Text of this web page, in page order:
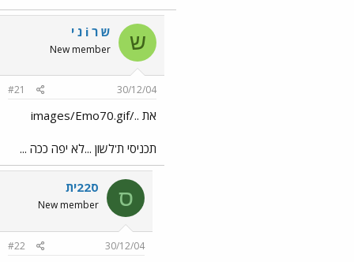
ש ש ר i נ י
New member
30/12/04
#21
את ../images/Emo70.gif
תכניסי ת'לשון ...לא יפה ככה ...
ס ס22ית
New member
30/12/04
#22